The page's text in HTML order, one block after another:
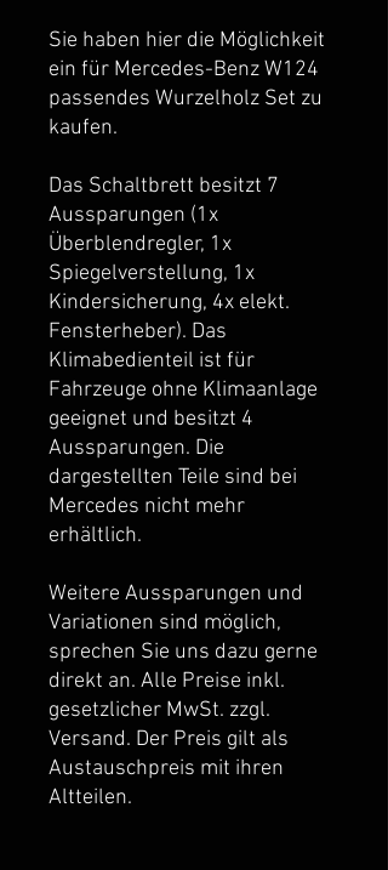
Sie haben hier die Möglichkeit
ein für Mercedes-Benz W124
passendes Wurzelholz Set zu
kaufen.
Das Schaltbrett besitzt 7
Aussparungen (1x
Überblendregler, 1x
Spiegelverstellung, 1x
Kindersicherung, 4x elekt.
Fensterheber). Das
Klimabedienteil ist für
Fahrzeuge ohne Klimaanlage
geeignet und besitzt 4
Aussparungen. Die
dargestellten Teile sind bei
Mercedes nicht mehr
erhältlich.
Weitere Aussparungen und
Variationen sind möglich,
sprechen Sie uns dazu gerne
direkt an. Alle Preise inkl.
gesetzlicher MwSt. zzgl.
Versand. Der Preis gilt als
Austauschpreis mit ihren
Altteilen.